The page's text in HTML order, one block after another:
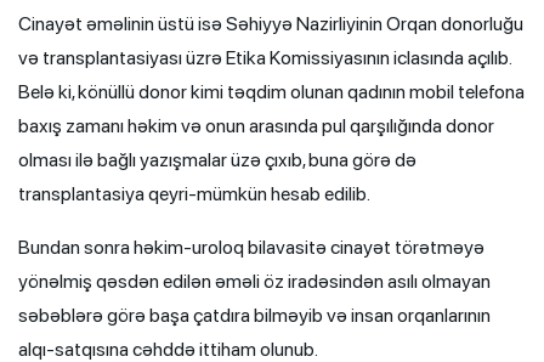
Cinayət əməlinin üstü isə Səhiyyə Nazirliyinin Orqan donorluğu
və transplantasiyası üzrə Etika Komissiyasının iclasında açılıb.
Belə ki, könüllü donor kimi təqdim olunan qadının mobil telefona
baxış zamanı həkim və onun arasında pul qarşılığında donor
olması ilə bağlı yazışmalar üzə çıxıb, buna görə də
transplantasiya qeyri-mümkün hesab edilib.
Bundan sonra həkim-uroloq bilavasitə cinayət törətməyə
yönəlmiş qəsdən edilən əməli öz iradəsindən asılı olmayan
səbəblərə görə başa çatdıra bilməyib və insan orqanlarının
alqı-satqısına cəhddə ittiham olunub.